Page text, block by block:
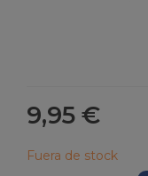
9,95 €
Fuera de stock